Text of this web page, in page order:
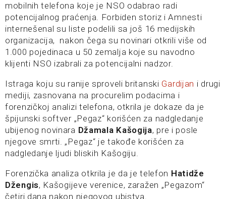
mobilnih telefona koje je NSO odabrao radi
potencijalnog praćenja. Forbiden storiz i Amnesti
internešenal su liste podelili sa još 16 medijskih
organizacija, nakon čega su novinari otkrili više od
1.000 pojedinaca u 50 zemalja koje su navodno
klijenti NSO izabrali za potencijalni nadzor.
Istraga koju su ranije sproveli britanski Gardijan i drugi
mediji, zasnovana na procurelim podacima i
forenzičkoj analizi telefona, otkrila je dokaze da je
špijunski softver „Pegaz“ korišćen za nadgledanje
ubijenog novinara Džamala Kašogija, pre i posle
njegove smrti. „Pegaz“ je takođe korišćen za
nadgledanje ljudi bliskih Kašogiju.
Forenzička analiza otkrila je da je telefon Hatidže
Džengis, Kašogijeve verenice, zaražen „Pegazom“
četiri dana nakon njegovog ubistva.